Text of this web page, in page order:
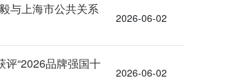
与上海市公共关系
2026-06-02
评“2026品牌强国十
2026-06-02